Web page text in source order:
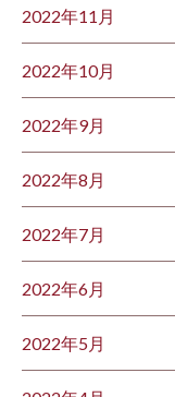
2022年11月
2022年10月
2022年9月
2022年8月
2022年7月
2022年6月
2022年5月